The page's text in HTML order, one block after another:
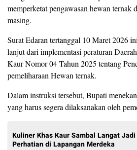
memperketat pengawasan hewan ternak
masing.
Surat Edaran tertanggal 10 Maret 2026
lanjut dari implementasi peraturan
Kaur Nomor 04 Tahun 2025 tentang
pemeliharaan Hewan ternak.
Dalam instruksi tersebut, Bupati
yang harus segera dilaksanakan oleh
Kuliner Khas Kaur Sambal Langat Jadi
Perhatian di Lapangan Merdeka